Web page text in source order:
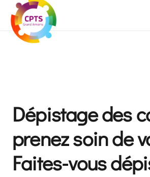
Dépistage des
prenez soin de
Faites-vous